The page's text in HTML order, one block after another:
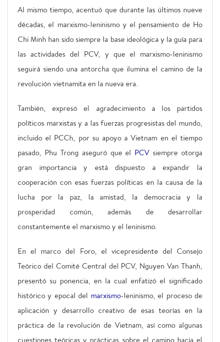
Al mismo tiempo, acentuó que durante las últimos nueve
décadas, el marxismo-leninismo y el pensamiento de Ho
Chi Minh han sido siempre la base ideológica y la guía para
las actividades del PCV, y que el marxismo-leninismo
seguirá siendo una antorcha que ilumina el camino de la
revolución vietnamita en la nueva era.
También, expresó el agradecimiento a los partidos
políticos marxistas y a las fuerzas progresistas del mundo,
incluido el PCCh, por su apoyo a Vietnam en el tiempo
pasado, Phu Trong aseguró que el PCV siempre otorga
gran importancia y está dispuesto a expandir la
cooperación con esas fuerzas políticas en la causa de la
lucha por la paz, la amistad, la democracia y la
prosperidad común, además de desarrollar
constantemente el marxismo y el leninismo.
En el marco del Foro, el vicepresidente del Consejo
Teórico del Comité Central del PCV, Nguyen Van Thanh,
presentó su ponencia, en la cual enfatizó el significado
histórico y epocal del marxismo-leninismo, el proceso de
aplicación y desarrollo creativo de esas teorías en la
práctica de la revolución de Vietnam, así como algunas
cuestiones teóricas y prácticas sobre el camino hacia el